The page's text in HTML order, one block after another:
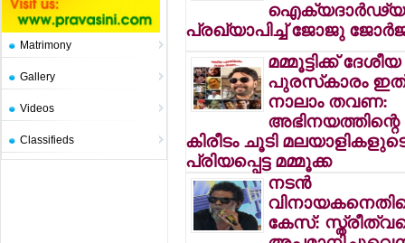
Matrimony
Gallery
Videos
Classifieds
പ്രഖ്യാപിച്ച് ജോജു
മമ്മൂട്ടിക്ക് ദേശീയ
പുരസ്‌കാരം
നാലാം തവണ:
അഭിനയത്തിന്റെ
കിരീടം ചൂടി
പ്രിയപ്പെട്ട മമ്മൂക്ക
നടന്‍
കേസ്: